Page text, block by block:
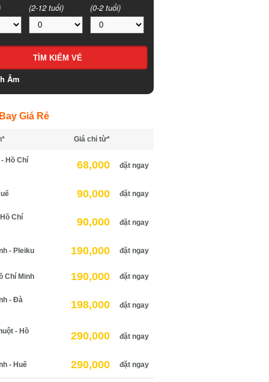
(2-12 tuổi)
(0-2 tuổi)
Âm
Giá Rẻ
Giá chỉ từ*
Hồ Chí
68,000 đặt ngay
90,000 đặt ngay
Chí
90,000 đặt ngay
- Pleiku 190,000 đặt ngay
Chí Minh 190,000 đặt ngay
- Đà
198,000 đặt ngay
- Hồ
290,000 đặt ngay
- Huế 290,000 đặt ngay